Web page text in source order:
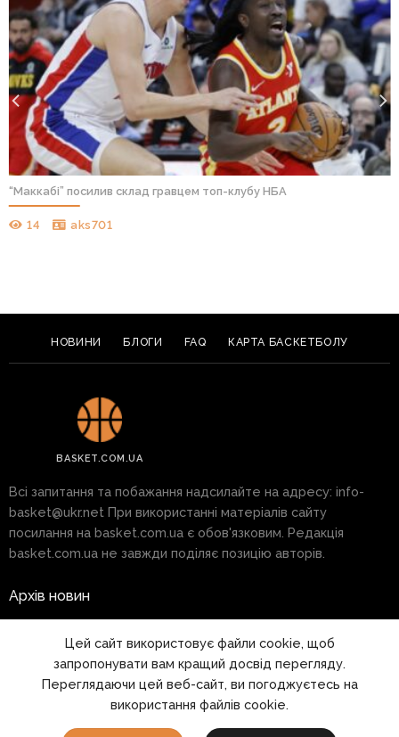
“Маккабі” посилив склад гравцем топ-клубу НБА
14 aks701
НОВИНИ БЛОГИ FAQ КАРТА БАСКЕТБОЛУ
BASKET.COM.UA
Всі запитання та побажання надсилайте на адресу: info-
basket@ukr.net При використанні матеріалів сайту
посилання на basket.com.ua є обов'язковим. Редакція
basket.com.ua не завжди поділяє позицію авторів.
Архів новин
Правила
Цей сайт використовує файли cookie, щоб
запропонувати вам кращий досвід перегляду.
Переглядаючи цей веб-сайт, ви погоджуєтесь на
використання файлів cookie.